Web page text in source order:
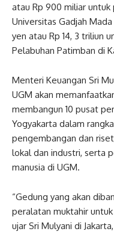
atau Rp 900 miliar
Universitas Gadjah
yen atau Rp 14, 3 triliun
Pelabuhan Patimban di
Menteri Keuangan Sri
UGM akan
membangun 10 pusat
Yogyakarta dalam
pengembangan dan
lokal dan industri, serta
manusia di UGM.
“Gedung yang akan
peralatan muktahir
ujar Sri Mulyani di Jakarta,